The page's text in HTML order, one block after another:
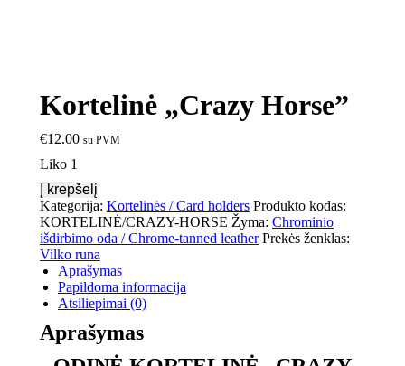
Kortelinė „Crazy Horse”
€12.00 su PVM
Liko 1
Į krepšelį
Kategorija: Kortelinės / Card holders Produkto kodas:
KORTELINĖ/CRAZY-HORSE Žyma: Chrominio
išdirbimo oda / Chrome-tanned leather Prekės ženklas:
Vilko runa
Aprašymas
Papildoma informacija
Atsiliepimai (0)
Aprašymas